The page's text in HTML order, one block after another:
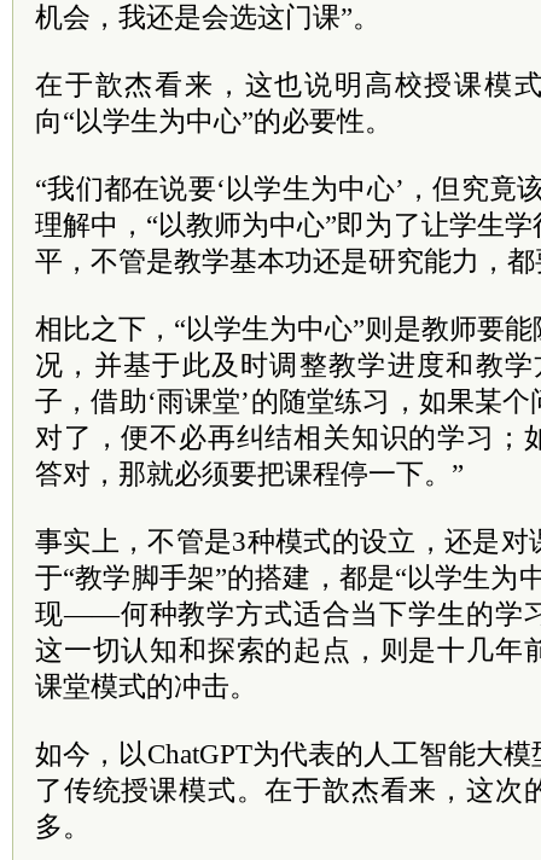
机会，我还是会选这门课”。
在于歆杰看来，这也说明高校授课模
向“以学生为中心”的必要性。
“我们都在说要‘以学生为中心’，但究竟
理解中，“以教师为中心”即为了让学生
平，不管是教学基本功还是研究能力，
相比之下，“以学生为中心”则是教师要
况，并基于此及时调整教学进度和教
子，借助‘雨课堂’的随堂练习，如果某
对了，便不必再纠结相关知识的学习；
答对，那就必须要把课程停一下。”
事实上，不管是3种模式的设立，还是
于“教学脚手架”的搭建，都是“以学生为
现——何种教学方式适合当下学生的学
这一切认知和探索的起点，则是十几年
课堂模式的冲击。
如今，以ChatGPT为代表的人工智能大
了传统授课模式。在于歆杰看来，这次
多。